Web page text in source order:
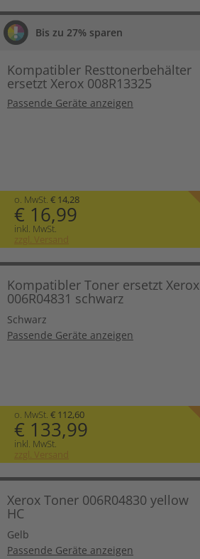
Bis zu 27% sparen
Kompatibler Resttonerbehälter
ersetzt Xerox 008R13325
Passende Geräte anzeigen
o. MwSt. € 14,28
€ 16,99
inkl. MwSt.
zzgl. Versand
Kompatibler Toner ersetzt Xerox
006R04831 schwarz
Schwarz
Passende Geräte anzeigen
o. MwSt. € 112,60
€ 133,99
inkl. MwSt.
zzgl. Versand
Xerox Toner 006R04830 yellow
HC
Gelb
Passende Geräte anzeigen